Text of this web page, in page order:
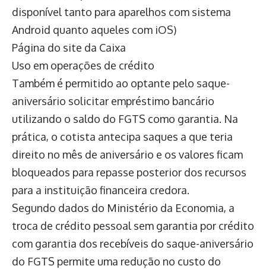
disponível tanto para aparelhos com sistema
Android quanto aqueles com iOS)
Página do site da Caixa
Uso em operações de crédito
Também é permitido ao optante pelo saque-
aniversário solicitar empréstimo bancário
utilizando o saldo do FGTS como garantia. Na
prática, o cotista antecipa saques a que teria
direito no mês de aniversário e os valores ficam
bloqueados para repasse posterior dos recursos
para a instituição financeira credora.
Segundo dados do Ministério da Economia, a
troca de crédito pessoal sem garantia por crédito
com garantia dos recebíveis do saque-aniversário
do FGTS permite uma redução no custo do